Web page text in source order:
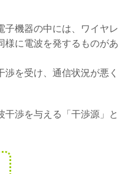
子機器の中には、ワイヤレ
様に電波を発するものがあ
を受け、通信状況が悪く
干渉を与える「干渉源」と